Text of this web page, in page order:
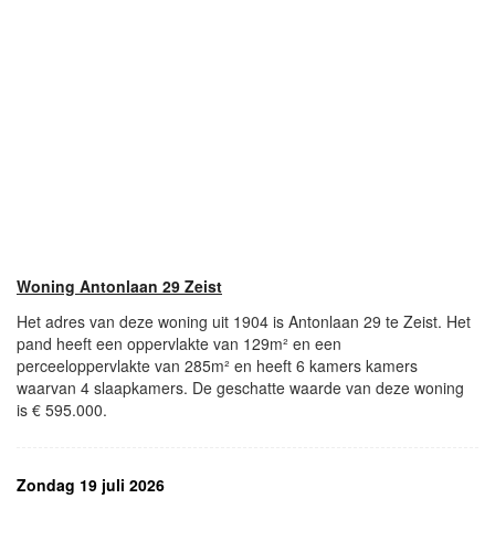
Woning Antonlaan 29 Zeist
Het adres van deze woning uit 1904 is Antonlaan 29 te Zeist. Het
pand heeft een oppervlakte van 129m² en een
perceeloppervlakte van 285m² en heeft 6 kamers kamers
waarvan 4 slaapkamers. De geschatte waarde van deze woning
is € 595.000.
Zondag 19 juli 2026